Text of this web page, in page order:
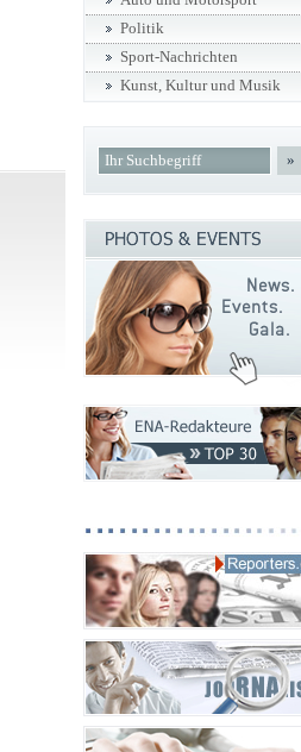
Politik
Sport-Nachrichten
Kunst, Kultur und Musik
»